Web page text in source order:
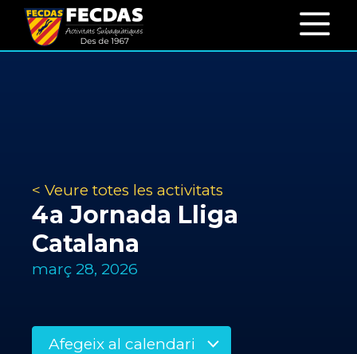
< Veure totes les activitats
4a Jornada Lliga
Catalana
març 28, 2026
Afegeix al calendari